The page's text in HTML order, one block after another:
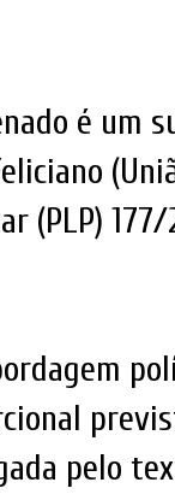
é um
(PLP)
pelo